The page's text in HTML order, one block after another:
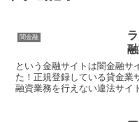
闇金融
という金融サイトは闇金融サ
た！正規登録している貸金業
融資業務を行えない違法サイ